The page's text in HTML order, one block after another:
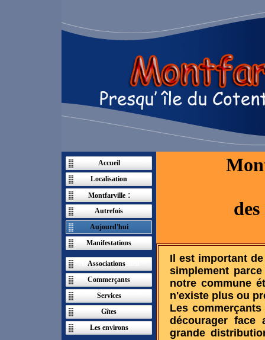
Accueil
Localisation
Montfarville:
Autrefois
Aujourd'hui
Manifestations
Associationscueil
Commerçants
Services
Gîtes
Les environs
Il est important
simplement
notre commune
n'existe plus ou
Les
décourager face
grande